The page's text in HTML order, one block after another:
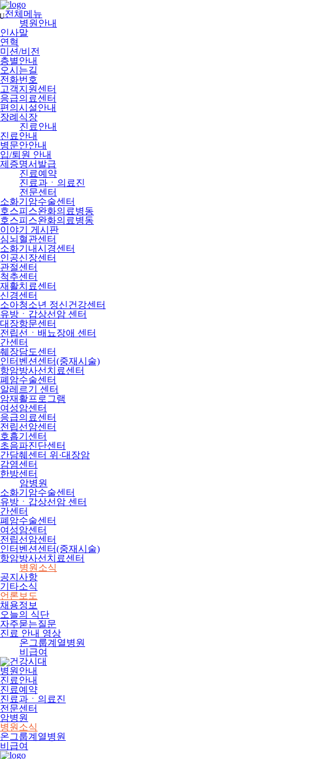
메
뉴
너
뛰
기
전체메뉴
병원안내
인사말
연혁
미션/비전
층별안내
오시는길
전화번호
고객지원센터
응급의료센터
편의시설안내
장례식장
진료안내
진료안내
병문안안내
입/퇴원 안내
제증명서발급
진료예약
진료과ㆍ의료진
전문센터
소화기암수술센터
호스피스완화의료병동
호스피스완화의료병동
이야기 게시판
심뇌혈관센터
소화기내시경센터
인공신장센터
관절센터
척추센터
재활치료센터
신경센터
소아청소년 정신건강센터
유방ㆍ갑상선암 센터
대장항문센터
전립선ㆍ배뇨장애 센터
간센터
췌장담도센터
인터벤션센터(중재시술)
항암방사선치료센터
폐암수술센터
알레르기 센터
암재활프로그램
여성암센터
응급의료센터
전립선암센터
호흡기센터
초음파진단센터
간담췌센터 위·대장암
감염센터
한방센터
암병원
소화기암수술센터
유방ㆍ갑상선암 센터
간센터
폐암수술센터
여성암센터
전립선암센터
인터벤션센터(중재시술)
항암방사선치료센터
병원소식
공지사항
기타소식
언론보도
채용정보
오늘의 식단
자주묻는질문
진료 안내 영상
온그룹계열병원
비급여
병원안내
진료안내
진료예약
진료과ㆍ의료진
전문센터
암병원
병원소식
온그룹계열병원
비급여